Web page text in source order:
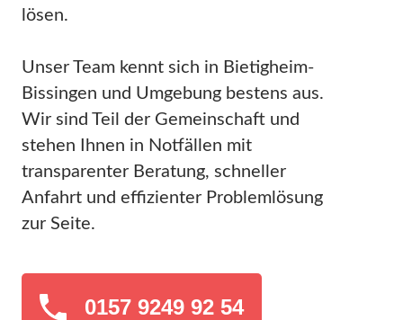
lösen.
Unser Team kennt sich in Bietigheim-
Bissingen und Umgebung bestens aus.
Wir sind Teil der Gemeinschaft und
stehen Ihnen in Notfällen mit
transparenter Beratung, schneller
Anfahrt und effizienter Problemlösung
zur Seite.
0157 9249 92 54